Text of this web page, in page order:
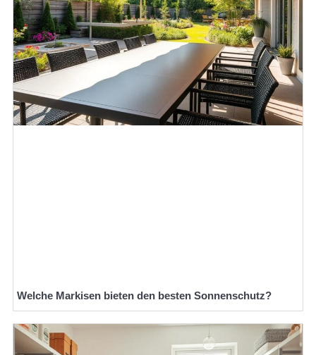
Welche Markisen bieten den besten Sonnenschutz?